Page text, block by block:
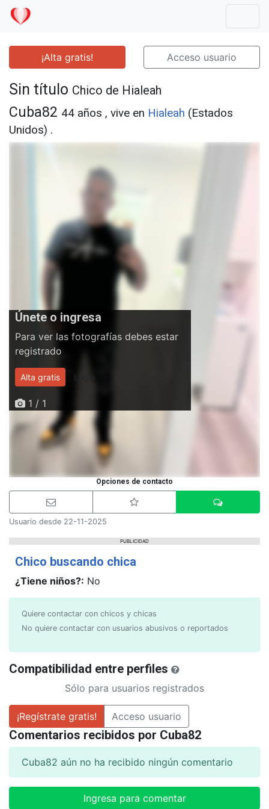
¡Alta gratis! Acceso usuario
Sin título Chico de Hialeah
Cuba82 44 años , vive en Hialeah (Estados
Unidos) .
Únete o ingresa
Para ver las fotografías debes estar
registrado
Alta gratis Login
1 / 1
Opciones de contacto
Usuario desde 22-11-2025
PUBLICIDAD
Chico buscando chica
¿Tiene niños?: No
Quiere contactar con chicos y chicas
No quiere contactar con usuarios abusivos o reportados
Compatibilidad entre perfiles
Sólo para usuarios registrados
¡Regístrate gratis! Acceso usuario
Comentarios recibidos por Cuba82
Cuba82 aún no ha recibido ningún comentario
Ingresa para comentar